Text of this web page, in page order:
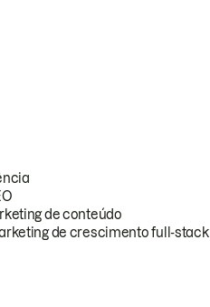
de conteúdo
de crescimento full-stack